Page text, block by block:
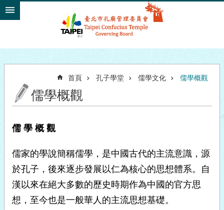
跳到主要內容區塊
首頁 孔子學堂 儒學文化 儒學概觀
儒學概觀
儒 學 概 觀
儒家的學說簡稱儒學，是中國古代的主流意識，源
於孔子，後來逐步發展以仁為核心的思想體系。自
漢以來在絕大多數的歷史時期作為中國的官方思
想，至今也是一般華人的主流思想基礎。